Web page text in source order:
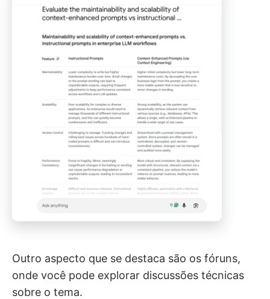
Outro aspecto que se destaca são os fóruns,
onde você pode explorar discussões técnicas
sobre o tema.